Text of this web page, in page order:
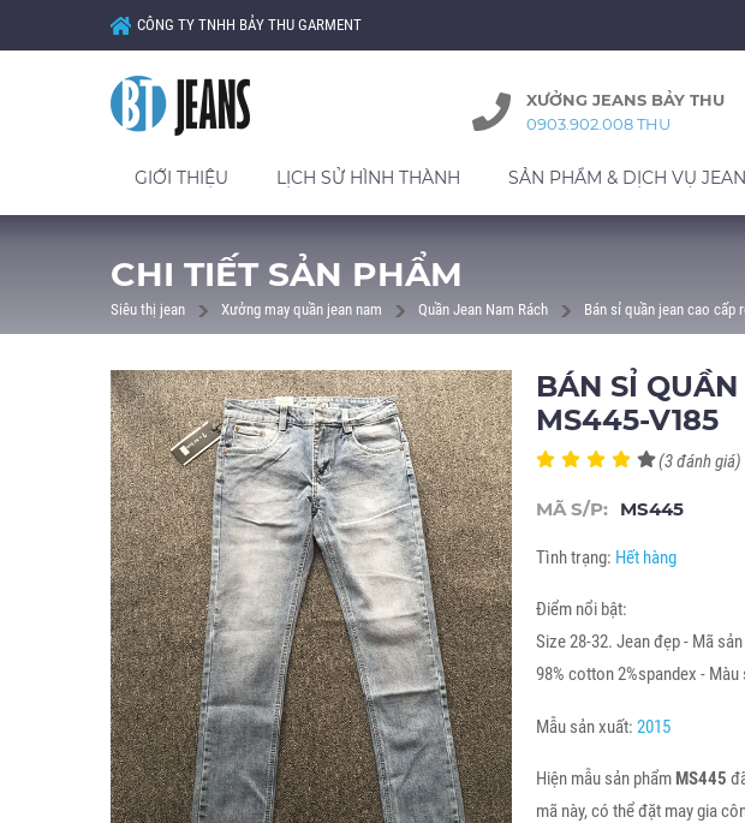
CÔNG TY TNHH BẢY THU GARMENT
XƯỞNG JEANS BẢY THU
0903.902.008 THU
GIỚI THIỆU LỊCH SỬ HÌNH THÀNH SẢN PHẨM & DỊCH VỤ
CHI TIẾT SẢN PHẨM
Siêu thị jean Xưởng may quần jean nam Quần Jean Nam Rách Bán sỉ quần jean cao cấp
BÁN SỈ
MS445-V185
(3 đánh giá)
MÃ S/P: MS445
Tình trạng: Hết hàng
Điểm nổi bật:
Size 28-32. Jean đẹp - Mã
98% cotton 2%spandex -
Mẫu sản xuất:2015
Hiện mẫu sản phẩm MS445
mã này, có thể đặt may gia